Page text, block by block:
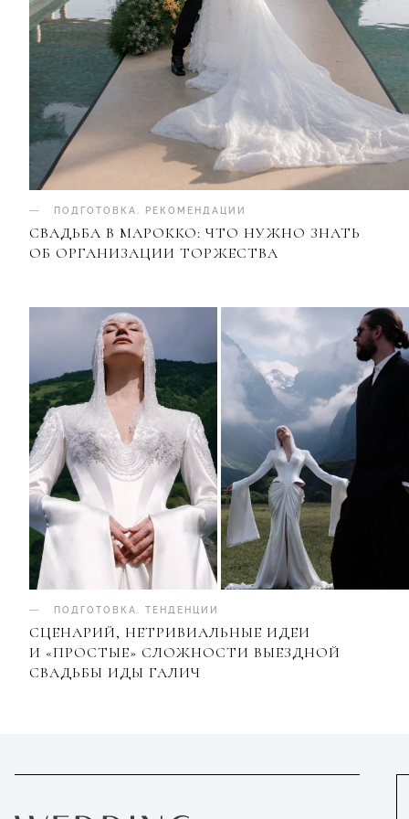
ПОДГОТОВКА РЕКОМЕНДАЦИИ
СВАДЬБА В МАРОККО: ЧТО НУЖНО ЗНАТЬ
ОБ ОРГАНИЗАЦИИ ТОРЖЕСТВА
ПОДГОТОВКА ТЕНДЕНЦИИ
СЦЕНАРИЙ, НЕТРИВИАЛЬНЫЕ ИДЕИ
И «ПРОСТЫЕ» СЛОЖНОСТИ ВЫЕЗДНОЙ
СВАДЬБЫ ИДЫ ГАЛИЧ